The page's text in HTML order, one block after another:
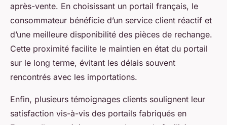
après-vente. En choisissant un portail français, le
consommateur bénéficie d’un service client réactif et
d’une meilleure disponibilité des pièces de rechange.
Cette proximité facilite le maintien en état du portail
sur le long terme, évitant les délais souvent
rencontrés avec les importations.
Enfin, plusieurs témoignages clients soulignent leur
satisfaction vis-à-vis des portails fabriqués en